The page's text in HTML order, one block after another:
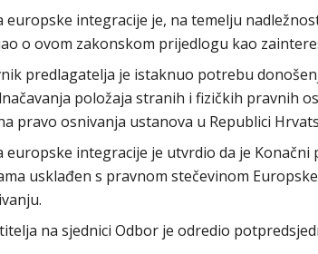
europske integracije je, na temelju
o ovom zakonskom prijedlogu kao
predlagatelja je istaknuo potrebu
položaja stranih i fizičkih pravnih
pravo osnivanja ustanova u Republici
europske integracije je utvrdio da je
usklađen s pravnom stečevinom
na sjednici Odbor je odredio